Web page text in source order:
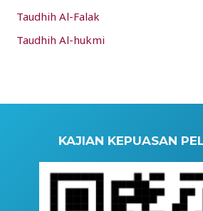
Taudhih Al-Falak
Taudhih Al-hukmi
KAJIAN KEPUASAN